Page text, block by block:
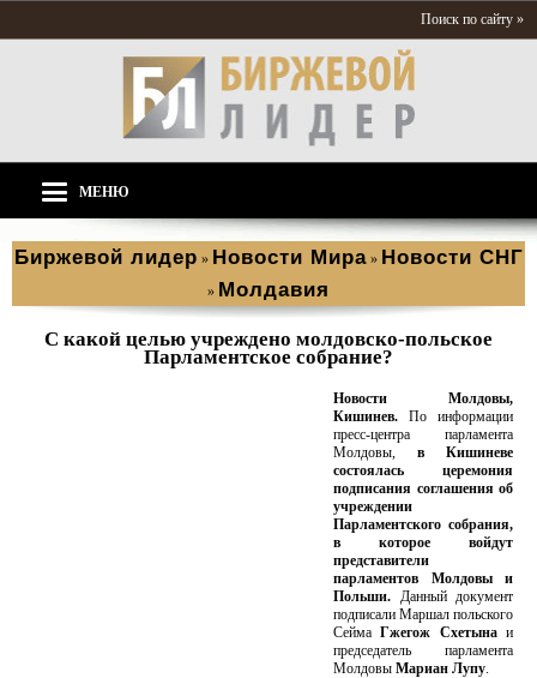
Поиск по сайту »
МЕНЮ
Биржевой лидер » Новости Мира » Новости СНГ
» Молдавия
С какой целью учреждено молдовско-польское
Парламентское собрание?
Новости Молдовы,
Кишинев. По информации
пресс-центра парламента
Молдовы, в Кишиневе
состоялась церемония
подписания соглашения об
учреждении
Парламентского собрания,
в которое войдут
представители
парламентов Молдовы и
Польши. Данный документ
подписали Маршал польского
СеймаГжегож Схетынаи
председатель парламента
Молдовы Мариан Лупу.